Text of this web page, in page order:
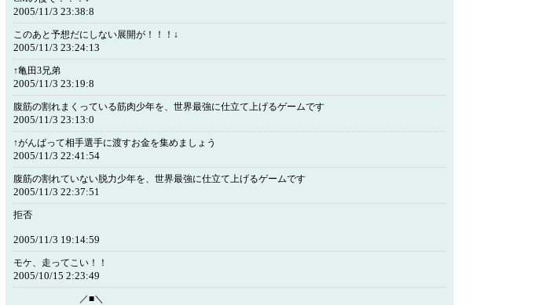
2005/11/3 23:38:8
このあと予想だにしない展開が！！！↓
2005/11/3 23:24:13
↑亀田3兄弟
2005/11/3 23:19:8
腹筋の割れまくっている筋肉少年を、世界最強に仕立て上げるゲームです
2005/11/3 23:13:0
↑がんばって相手選手に渡すお金を集めましょう
2005/11/3 22:41:54
腹筋の割れていない脱力少年を、世界最強に仕立て上げるゲームです
2005/11/3 22:37:51
拒否
2005/11/3 19:14:59
モケ、走ってこい！！
2005/10/15 2:23:49
／■＼